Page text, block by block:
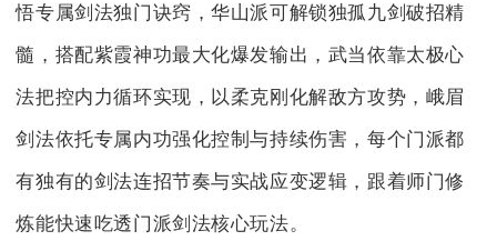
悟专属剑法独门诀窍，华山派可解锁独孤九剑破招精
髓，搭配紫霞神功最大化爆发输出，武当依靠太极心
法把控内力循环实现，以柔克刚化解敌方攻势，峨眉
剑法依托专属内功强化控制与持续伤害，每个门派都
有独有的剑法连招节奏与实战应变逻辑，跟着师门修
炼能快速吃透门派剑法核心玩法。